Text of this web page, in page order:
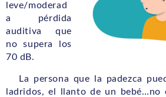
leve/moderad
a pérdida
auditiva que
no supera los
70 dB.
La persona que la padezca
ladridos, el llanto de un bebé…no